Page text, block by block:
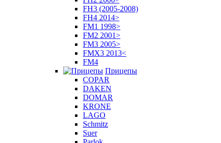
FH3 (2005-2008)
FH4 2014>
FM1 1998>
FM2 2001>
FM3 2005>
FMX3 2013<
FM4
Прицепы
COPAR
DAKEN
DOMAR
KRONE
LAGO
Schmitz
Suer